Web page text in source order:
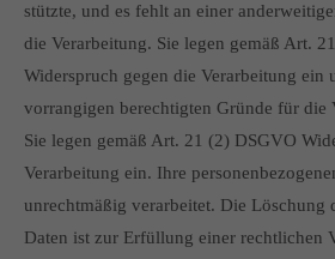
stützte, und es fehlt an einer
die Verarbeitung. Sie legen gemäß Art.
Widerspruch gegen die Verarbeitung ein
vorrangigen berechtigten Gründe für die
Sie legen gemäß Art. 21 (2) DSGVO
Verarbeitung ein. Ihre
unrechtmäßig verarbeitet. Die Löschung
Daten ist zur Erfüllung einer rechtlichen